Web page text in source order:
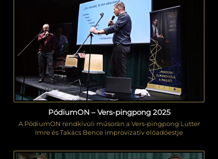
PódiumON – Vers-pingpong 2025
A PódiumON rendkívüli műsorán a Vers-pingpong Lutter
Imre és Takács Bence improvizatív előadóestje